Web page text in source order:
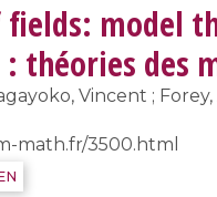
5 videos
and affine
/ Branches de
model
théories des
Vincent ;
math.fr/3500.html